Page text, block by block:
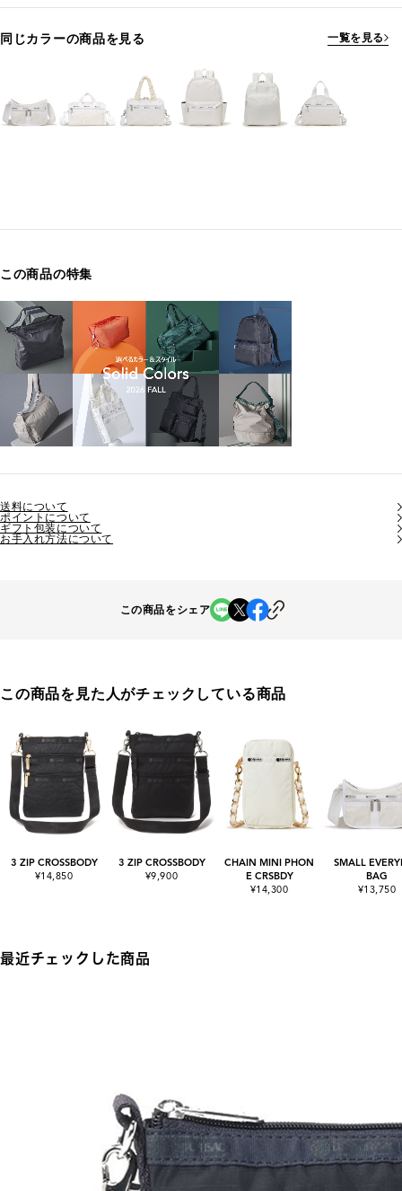
同じカラーの商品を見る 一覧を見る
この商品の特集
送料について
ポイントについて
ギフト包装について
お手入れ方法について
この商品をシェア
この商品を見た人がチェックしている商品
3 ZIP CROSSBODY
¥14,850
3 ZIP CROSSBODY
¥9,900
CHAIN MINI PHON
E CRSBDY
¥14,300
SMALL
BAG
¥13,750
最近チェックした商品